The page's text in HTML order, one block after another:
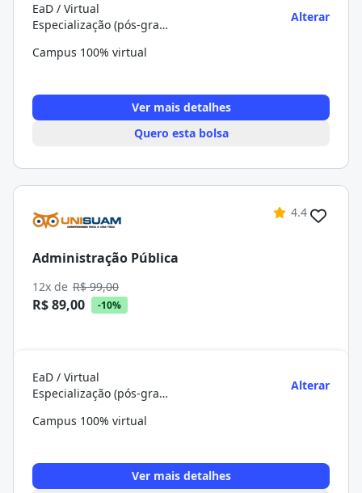
EaD / Virtual
Especialização (pós-graduação)
Alterar
Campus 100% virtual
Ver mais detalhes
Quero esta bolsa
4.4
Administração Pública
12x de R$ 99,00
R$ 89,00 -10%
EaD / Virtual
Especialização (pós-graduação)
Alterar
Campus 100% virtual
Ver mais detalhes